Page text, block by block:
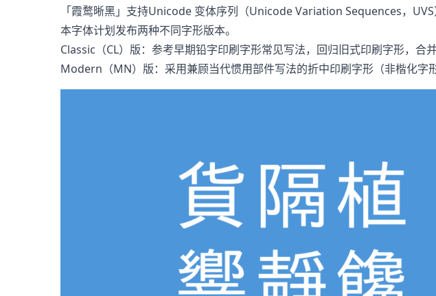
「霞鹜晰黑」支持Unicode 变体序列（Unicode Variation Sequences，UVS
本字体计划发布两种不同字形版本。
Classic（CL）版：参考早期铅字印刷字形常见写法，回归旧式印刷字形，合
Modern（MN）版：采用兼顾当代惯用部件写法的折中印刷字形（非楷化字